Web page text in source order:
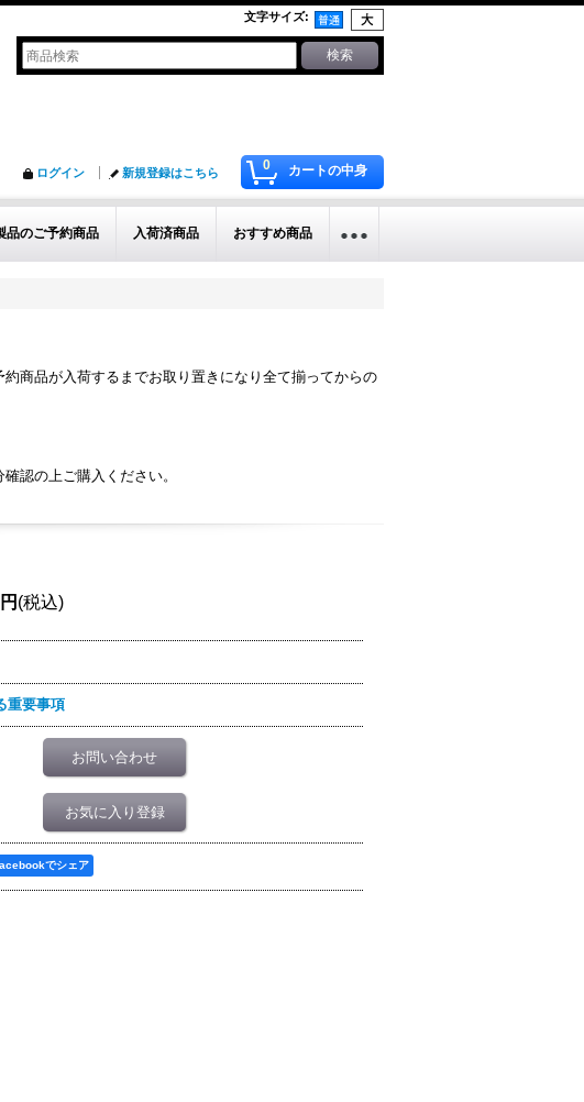
文字サイズ:
0 カートの中身
ログイン 新規登録はこちら
品のご予約商品 入荷済商品 おすすめ商品
商品が入荷するまでお取り置きになり全て揃ってからの
認の上ご購入ください。
(税込)
重要事項
お問い合わせ
お気に入り登録
でシェア